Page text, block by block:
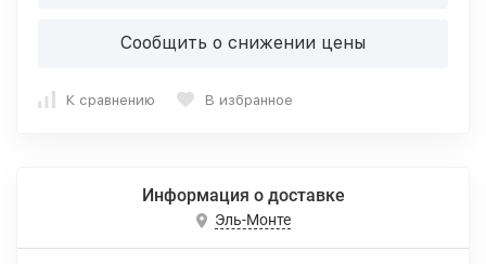
Сообщить о снижении цены
К сравнению В избранное
Информация о доставке
Эль-Монте